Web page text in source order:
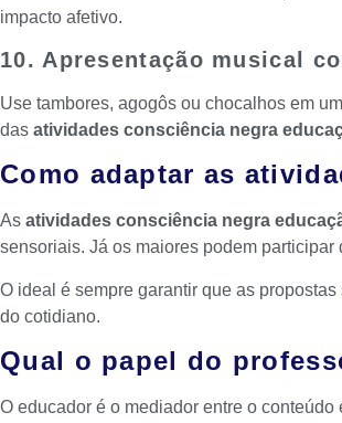
impacto afetivo.
10. Apresentação musical
Use tambores, agogôs ou chocalhos em
das atividades consciência negra
Como adaptar as
As atividades consciência negra
sensoriais. Já os maiores podem
O ideal é sempre garantir que as
do cotidiano.
Qual o papel do
O educador é o mediador entre o